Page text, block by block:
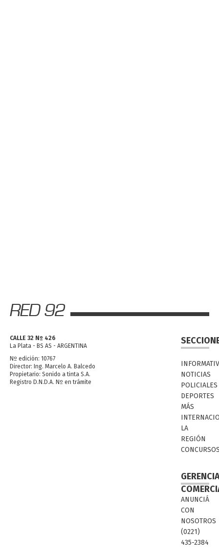
CALLE 32 Nº 426
La Plata - BS AS - ARGENTINA
Nº edición: 10767
Director: Ing. Marcelo A. Balcedo
Propietario: Sonido a tinta S.A.
Registro D.N.D.A. Nº en trámite
NOTICIAS
POLICIALES
DEPORTES
MÁS
LA
REGIÓN
ANUNCIÁ
CON
NOSOTROS
(0221)
435-2384